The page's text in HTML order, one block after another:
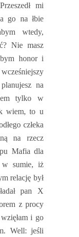
mi
go na łbie
wtedy,
Nie masz
honor i
na
tylko w
wiem, to u
człeka
na rzecz
Mafia dla
w sumie, iż
relację był
pan X
z procy
i go
Well: jeśli